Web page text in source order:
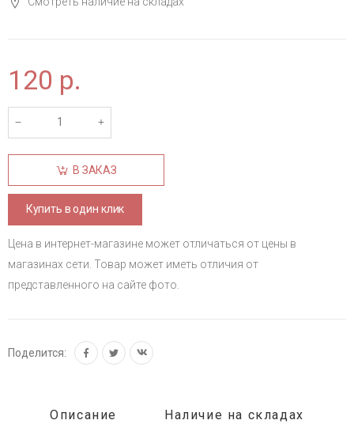
120 р.
В ЗАКАЗ
Купить в один клик
Цена в интернет-магазине может отличаться от цены в
магазинах сети. Товар может иметь отличия от
представленного на сайте фото.
Поделится:
Описание
Наличие на складах